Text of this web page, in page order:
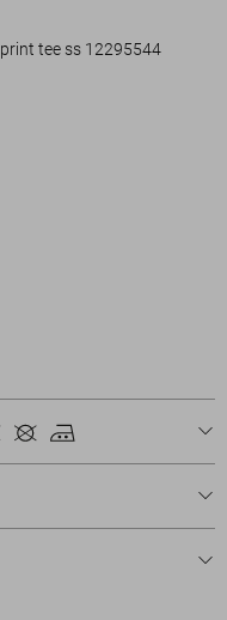
met
voor shorts of een jeans.
voor informele
in verschillende
stijl dit seizoen met dit
tee ss 12295544